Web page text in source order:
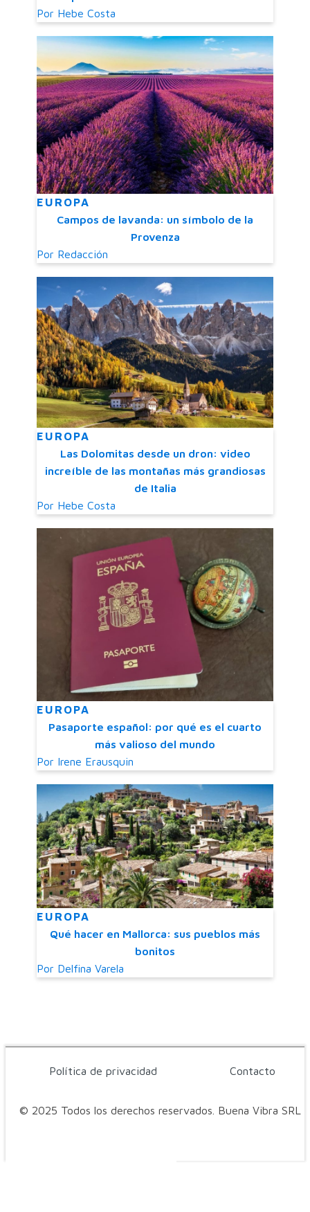
Por Hebe Costa
EUROPA
Campos de lavanda: un símbolo de la
Provenza
Por Redacción
EUROPA
Las Dolomitas desde un dron: video
increíble de las montañas más grandiosas
de Italia
Por Hebe Costa
EUROPA
Pasaporte español: por qué es el cuarto
más valioso del mundo
Por Irene Erausquin
EUROPA
Qué hacer en Mallorca: sus pueblos más
bonitos
Por Delfina Varela
© 2025 Todos los derechos reservados. Buena Vibra SRL
Política de privacidad Contacto